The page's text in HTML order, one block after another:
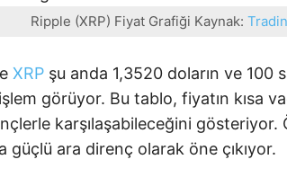
Ripple (XRP) Fiyat Grafiği Kaynak:
XRP şu anda 1,3520 doların ve 100
görüyor. Bu tablo, fiyatın kısa
karşılaşabileceğini gösteriyor.
güçlü ara direnç olarak öne çıkıyor.